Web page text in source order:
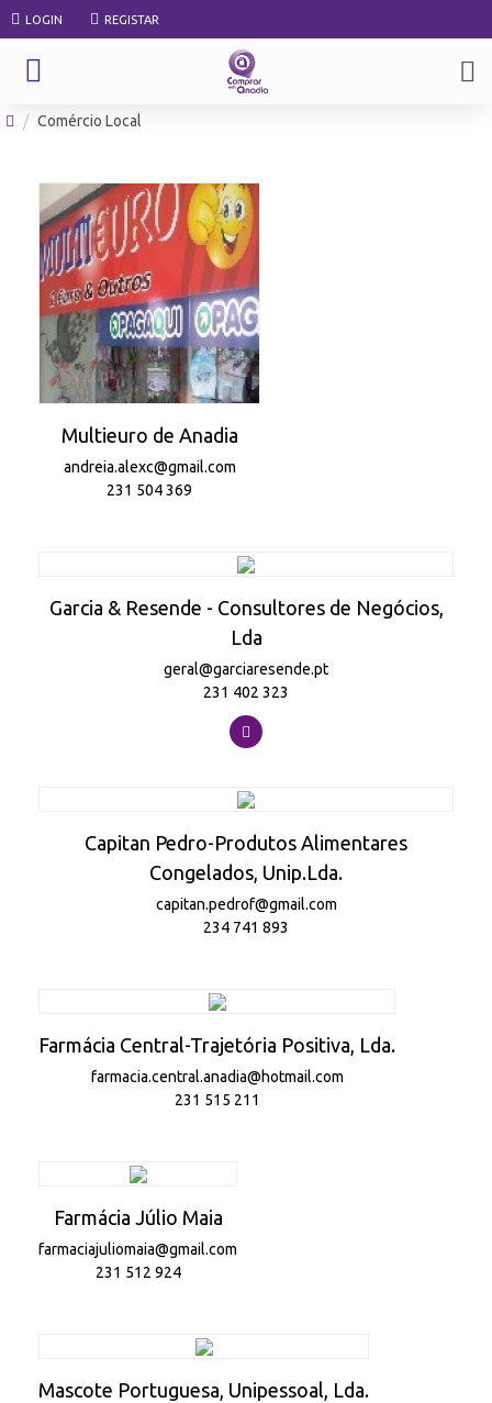
LOGIN REGISTAR
Comércio Local
Multieuro de Anadia
andreia.alexc@gmail.com
231 504 369
Garcia & Resende - Consultores de Negócios,
Lda
geral@garciaresende.pt
231 402 323
Capitan Pedro-Produtos Alimentares
Congelados, Unip.Lda.
capitan.pedrof@gmail.com
234 741 893
Farmácia Central-Trajetória Positiva, Lda.
farmacia.central.anadia@hotmail.com
231 515 211
Farmácia Júlio Maia
farmaciajuliomaia@gmail.com
231 512 924
Mascote Portuguesa, Unipessoal, Lda.